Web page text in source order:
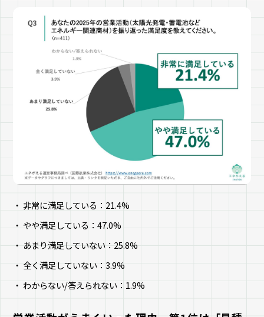
非常に満足している：21.4%
やや満足している：47.0%
あまり満足していない：25.8%
全く満足していない：3.9%
わからない/答えられない：1.9%